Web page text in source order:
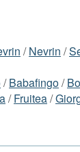
/Nevrin /
/Babafingo/
/Fruitea/